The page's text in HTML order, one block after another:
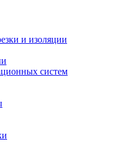
и изоляции
систем